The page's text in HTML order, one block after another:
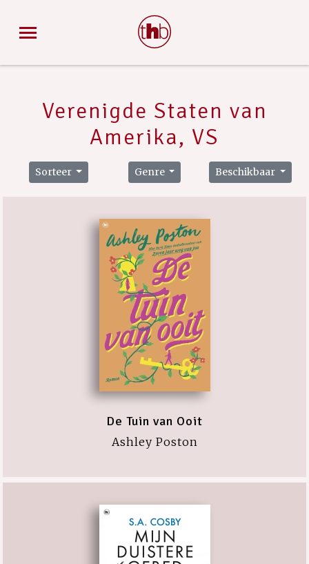
Verenigde Staten van
Amerika, VS
Sorteer Genre Beschikbaar
De Tuin van Ooit
Ashley Poston